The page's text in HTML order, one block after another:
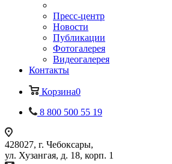
Пресс-центр
Новости
Публикации
Фотогалерея
Видеогалерея
Контакты
Корзина0
8 800 500 55 19
428027, г. Чебоксары,
ул. Хузангая, д. 18, корп. 1